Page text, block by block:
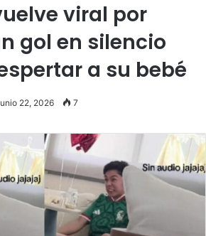
viral por
gol en silencio
a su bebé
22, 2026 7